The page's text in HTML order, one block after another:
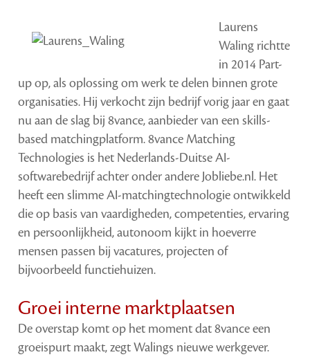
Laurens
Waling richtte
in 2014 Part-
up op, als oplossing om werk te delen binnen grote
organisaties. Hij verkocht zijn bedrijf vorig jaar en gaat
nu aan de slag bij 8vance, aanbieder van een skills-
based matchingplatform. 8vance Matching
Technologies is het Nederlands-Duitse AI-
softwarebedrijf achter onder andere Jobliebe.nl. Het
heeft een slimme AI-matchingtechnologie ontwikkeld
die op basis van vaardigheden, competenties, ervaring
en persoonlijkheid, autonoom kijkt in hoeverre
mensen passen bij vacatures, projecten of
bijvoorbeeld functiehuizen.
Groei interne marktplaatsen
De overstap komt op het moment dat 8vance een
groeispurt maakt, zegt Walings nieuwe werkgever.